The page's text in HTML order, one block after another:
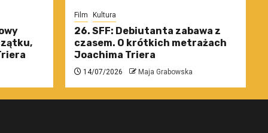
Film Kultura
26. SFF: Debiutanta zabawa z
czasem. O krótkich metrażach
Joachima Triera
14/07/2026 Maja Grabowska